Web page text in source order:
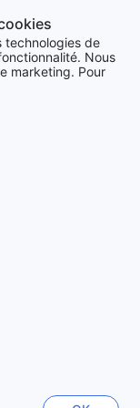
technologies de
Nous
marketing. Pour